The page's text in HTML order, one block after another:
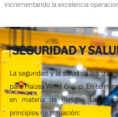
incrementando la excelencia
SEGURIDAD Y
La seguridad y la salud de los
para Haizea Wind Group. En
en materia de Riesgos
principios de actuación: